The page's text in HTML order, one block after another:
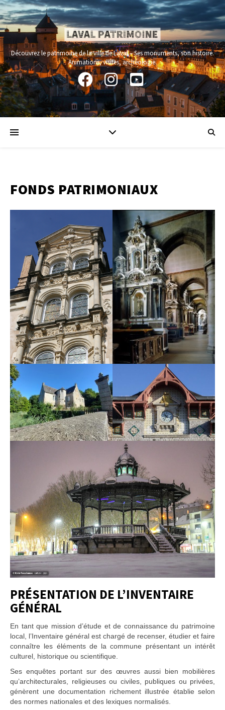
Panneau de gestion des cookies
Découvrez le patrimoine de la ville de Laval – Ses monuments, son histoire.
Animations, visites, archéologie.
FONDS PATRIMONIAUX
PRÉSENTATION DE L’INVENTAIRE
GÉNÉRAL
En tant que mission d’étude et de connaissance du patrimoine
local, l’Inventaire général est chargé de recenser, étudier et faire
connaître les éléments de la commune présentant un intérêt
culturel, historique ou scientifique.
Ses enquêtes portant sur des œuvres aussi bien mobilières
qu’architecturales, religieuses ou civiles, publiques ou privées,
génèrent une documentation richement illustrée établie selon
des normes nationales et des lexiques normalisés.